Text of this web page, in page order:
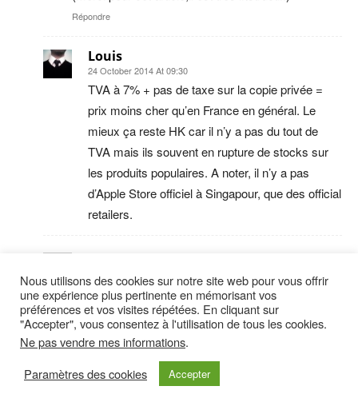
Répondre
Louis
24 October 2014 At 09:30
TVA à 7% + pas de taxe sur la copie privée =
prix moins cher qu’en France en général. Le
mieux ça reste HK car il n’y a pas du tout de
TVA mais ils souvent en rupture de stocks sur
les produits populaires. A noter, il n’y a pas
d’Apple Store officiel à Singapour, que des official
retailers.
26 October 2014 At 00:12
Merci pour ta réponse Louis !
Louis
Bonjour,
Nous utilisons des cookies sur notre site web pour vous offrir
une expérience plus pertinente en mémorisant vos
préférences et vos visites répétées. En cliquant sur
"Accepter", vous consentez à l'utilisation de tous les cookies.
Ne pas vendre mes informations.
Paramètres des cookies
Accepter